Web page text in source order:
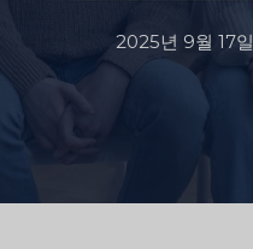
2025년 9월 17일